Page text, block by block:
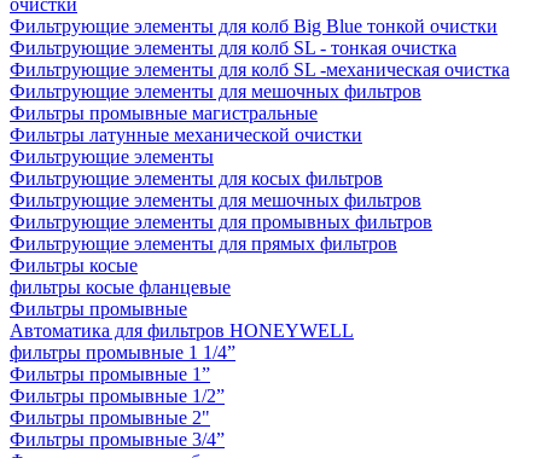
Фильтрующие элементы для колб Big Blue тонкой очистки
Фильтрующие элементы для колб SL - тонкая очистка
Фильтрующие элементы для колб SL -механическая очистка
Фильтрующие элементы для мешочных фильтров
Фильтры промывные магистральные
Фильтры латунные механической очистки
Фильтрующие элементы
Фильтрующие элементы для косых фильтров
Фильтрующие элементы для мешочных фильтров
Фильтрующие элементы для промывных фильтров
Фильтрующие элементы для прямых фильтров
Фильтры косые
фильтры косые фланцевые
Фильтры промывные
Автоматика для фильтров HONEYWELL
фильтры промывные 1 1/4”
Фильтры промывные 1”
Фильтры промывные 1/2”
Фильтры промывные 2"
Фильтры промывные 3/4”